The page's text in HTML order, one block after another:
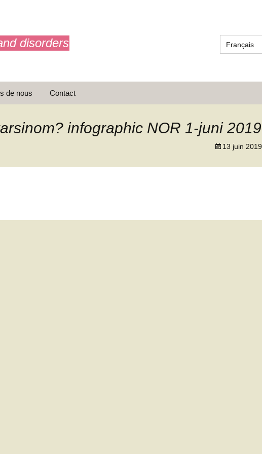
disorders Français
de nous Contact
infographic NOR 1-juni 2019
13 juin 2019